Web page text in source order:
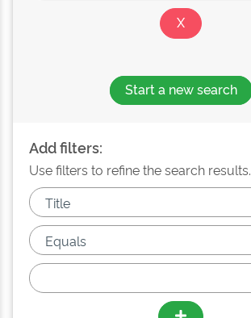
Start a new search
Add filters:
Use filters to refine the search results.